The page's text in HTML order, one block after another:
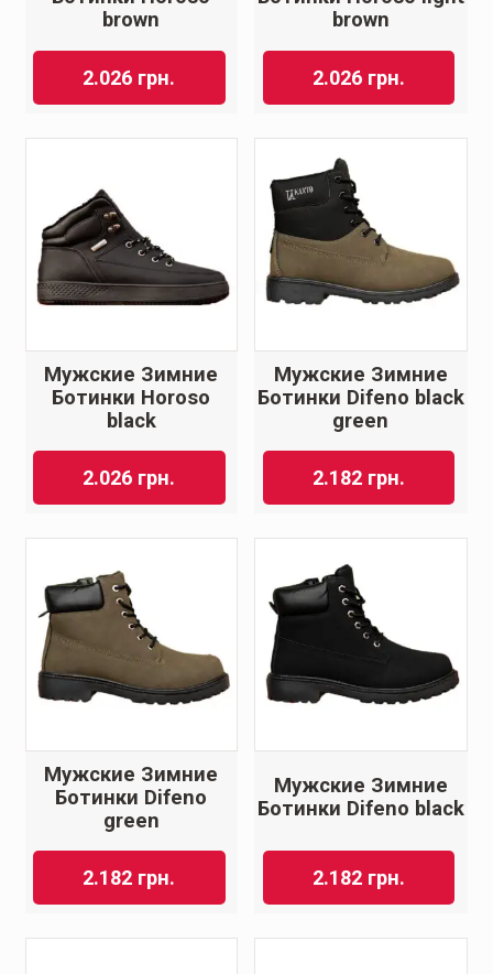
brown
2.026 грн.
brown
2.026 грн.
Мужские Зимние
Ботинки Horoso
black
2.026 грн.
Мужские Зимние
Ботинки Difeno black
green
2.182 грн.
Мужские Зимние
Ботинки Difeno
green
2.182 грн.
Мужские Зимние
Ботинки Difeno black
2.182 грн.